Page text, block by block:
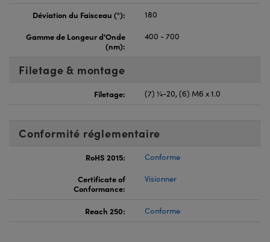
Déviation du Faisceau (°):
180
Gamme de Longeur d'Onde
(nm):
400 - 700
Filetage & montage
Filetage: (7) ¼-20, (6) M6 x 1.0
Conformité réglementaire
RoHS 2015:
Conforme
Certificate of
Conformance:
Visionner
Reach 250: Conforme